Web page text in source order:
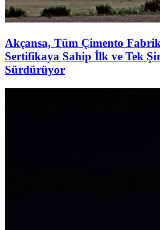
Akçansa, Tüm Çimento
Sertifikaya Sahip İlk ve Tek
Sürdürüyor